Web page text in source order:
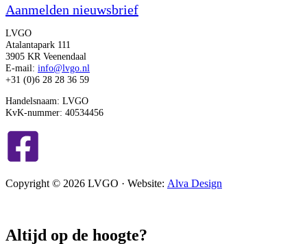
Aanmelden nieuwsbrief
LVGO
Atalantapark 111
3905 KR Veenendaal
E-mail: info@lvgo.nl
+31 (0)6 28 28 36 59
Handelsnaam: LVGO
KvK-nummer: 40534456
Copyright © 2026 LVGO · Website: Alva Design
Altijd op de hoogte?